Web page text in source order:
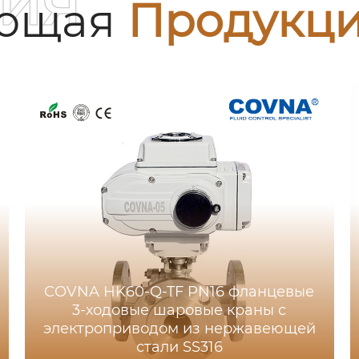
COVNA HK60-Q-TF PN16 фланцевые
3-ходовые шаровые краны с
электроприводом из нержавеющей
стали SS316